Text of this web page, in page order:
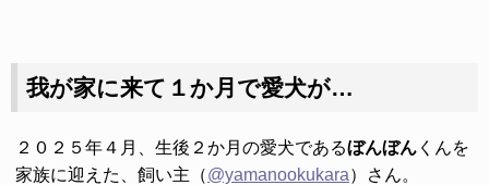
我が家に来て１か月で愛犬が…
２０２５年４月、生後２か月の愛犬であるぼんぼん くんを
家族に迎えた、飼い主（@yamanookukara）さん。